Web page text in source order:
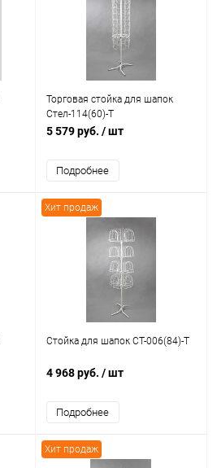
Торговая стойка для шапок
Стел-114(60)-Т
5 579 руб. / шт
Подробнее
Хит продаж
Стойка для шапок СТ-006(84)-Т
4 968 руб. / шт
Подробнее
Хит продаж